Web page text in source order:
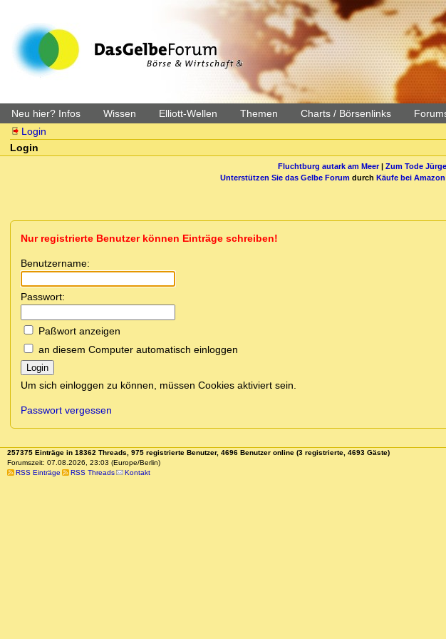
Neu hier? Infos Wissen Elliott-Wellen Themen Charts / Börsenlinks
Login
Login
Fluchtburg autark am Meer| Zum Tode
Unterstützen Sie das Gelbe Forum durch Käufe bei Amazon
Nur registrierte Benutzer können Einträge schreiben!
Benutzername:
Passwort:
Paßwort anzeigen
an diesem Computer automatisch einloggen
Login
Um sich einloggen zu können, müssen Cookies aktiviert sein.
Passwort vergessen
257375 Einträge in 18362 Threads, 975 registrierte Benutzer, 4696 Benutzer online (3 registrierte, 4693 Gäste)
Forumszeit: 07.08.2026, 23:03 (Europe/Berlin)
RSS Einträge
RSS Threads Kontakt